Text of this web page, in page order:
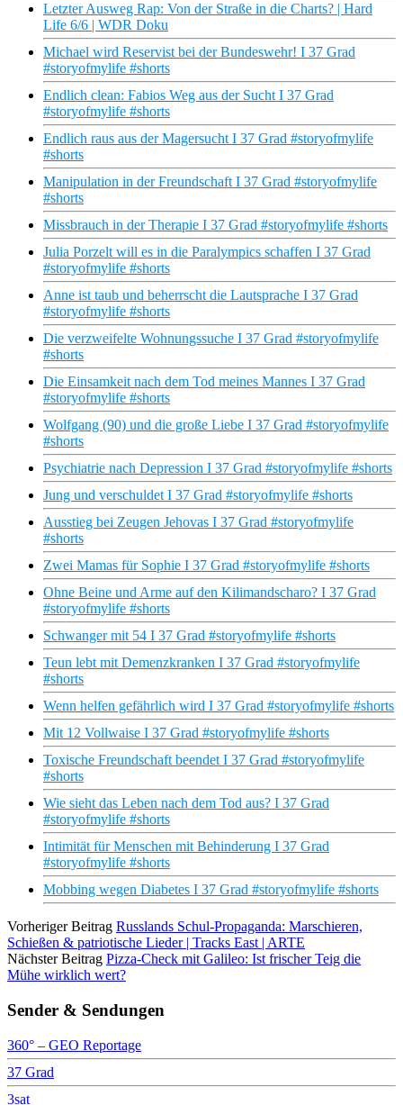
Letzter Ausweg Rap: Von der Straße in die Charts? | Hard
Life 6/6 | WDR Doku
Michael wird Reservist bei der Bundeswehr! I 37 Grad
#storyofmylife #shorts
Endlich clean: Fabios Weg aus der Sucht I 37 Grad
#storyofmylife #shorts
Endlich raus aus der Magersucht I 37 Grad #storyofmylife
#shorts
Manipulation in der Freundschaft I 37 Grad #storyofmylife
#shorts
Missbrauch in der Therapie I 37 Grad #storyofmylife #shorts
Julia Porzelt will es in die Paralympics schaffen I 37 Grad
#storyofmylife #shorts
Anne ist taub und beherrscht die Lautsprache I 37 Grad
#storyofmylife #shorts
Die verzweifelte Wohnungssuche I 37 Grad #storyofmylife
#shorts
Die Einsamkeit nach dem Tod meines Mannes I 37 Grad
#storyofmylife #shorts
Wolfgang (90) und die große Liebe I 37 Grad #storyofmylife
#shorts
Psychiatrie nach Depression I 37 Grad #storyofmylife #shorts
Jung und verschuldet I 37 Grad #storyofmylife #shorts
Ausstieg bei Zeugen Jehovas I 37 Grad #storyofmylife
#shorts
Zwei Mamas für Sophie I 37 Grad #storyofmylife #shorts
Ohne Beine und Arme auf den Kilimandscharo? I 37 Grad
#storyofmylife #shorts
Schwanger mit 54 I 37 Grad #storyofmylife #shorts
Teun lebt mit Demenzkranken I 37 Grad #storyofmylife
#shorts
Wenn helfen gefährlich wird I 37 Grad #storyofmylife #shorts
Mit 12 Vollwaise I 37 Grad #storyofmylife #shorts
Toxische Freundschaft beendet I 37 Grad #storyofmylife
#shorts
Wie sieht das Leben nach dem Tod aus? I 37 Grad
#storyofmylife #shorts
Intimität für Menschen mit Behinderung I 37 Grad
#storyofmylife #shorts
Mobbing wegen Diabetes I 37 Grad #storyofmylife #shorts
Vorheriger Beitrag Russlands Schul-Propaganda: Marschieren,
Schießen & patriotische Lieder | Tracks East | ARTE
Nächster Beitrag Pizza-Check mit Galileo: Ist frischer Teig die
Mühe wirklich wert?
Sender & Sendungen
360° – GEO Reportage
37 Grad
3sat